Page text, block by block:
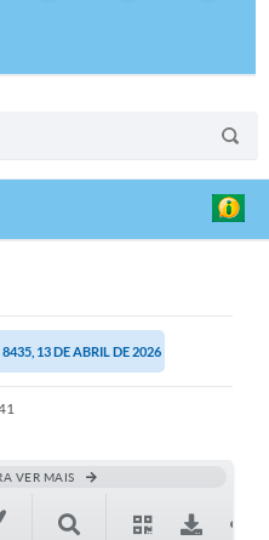
13 DE ABRIL DE 2026
VER MAIS